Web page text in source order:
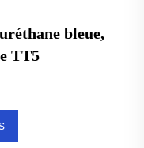
bleue,
TT5